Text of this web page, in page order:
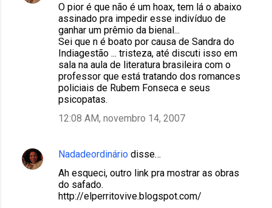
O pior é que não é um hoax, tem lá o abaixo
assinado pra impedir esse indivíduo de
ganhar um prêmio da bienal...
Sei que n é boato por causa de Sandra do
Indiagestão ... tristeza, até discuti isso em
sala na aula de literatura brasileira com o
professor que está tratando dos romances
policiais de Rubem Fonseca e seus
psicopatas.
12:08 AM, novembro 14, 2007
Nadadeordinário disse…
Ah esqueci, outro link pra mostrar as obras
do safado.
http://elperritovive.blogspot.com/